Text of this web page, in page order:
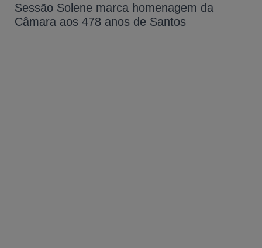
Sessão Solene marca homenagem da
Câmara aos 478 anos de Santos